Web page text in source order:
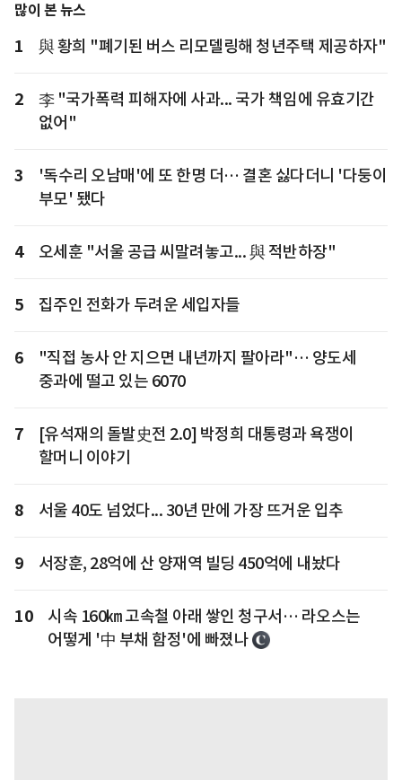
많이 본 뉴스
1 與 황희 "폐기된 버스 리모델링해 청년주택 제공하자"
2
李 "국가폭력 피해자에 사과... 국가 책임에 유효기간
없어"
3
'독수리 오남매'에 또 한명 더… 결혼 싫다더니 '다둥이
부모' 됐다
4 오세훈 "서울 공급 씨말려놓고... 與 적반하장"
5 집주인 전화가 두려운 세입자들
6
"직접 농사 안 지으면 내년까지 팔아라"… 양도세
중과에 떨고 있는 6070
7
[유석재의 돌발史전 2.0] 박정희 대통령과 욕쟁이
할머니 이야기
8 서울 40도 넘었다... 30년 만에 가장 뜨거운 입추
9 서장훈, 28억에 산 양재역 빌딩 450억에 내놨다
10
시속 160㎞ 고속철 아래 쌓인 청구서… 라오스는
어떻게 '中 부채 함정'에 빠졌나